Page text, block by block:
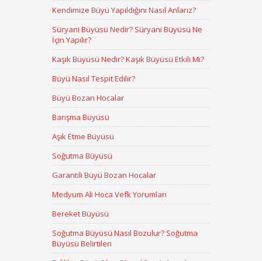
Kendimize Büyü Yapıldığını Nasıl Anlarız?
Süryani Büyüsü Nedir? Süryani Büyüsü Ne
İçin Yapılır?
Kaşık Büyüsü Nedir? Kaşık Büyüsü Etkili Mi?
Büyü Nasıl Tespit Edilir?
Büyü Bozan Hocalar
Barışma Büyüsü
Aşık Etme Büyüsü
Soğutma Büyüsü
Garantili Büyü Bozan Hocalar
Medyum Ali Hoca Vefk Yorumları
Bereket Büyüsü
Soğutma Büyüsü Nasıl Bozulur? Soğutma
Büyüsü Belirtileri